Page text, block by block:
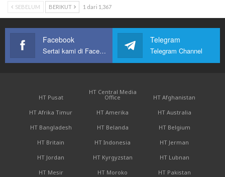
SEBELUM BERIKUT 1 dari 1,367
Facebook
Sertai kami di Facebook
Telegram
Telegram Channel
HT Pusat
HT Central Media
Office
HT Afghanistan
HT Afrika Timur
HT Amerika
HT Australia
HT Bangladesh
HT Belanda
HT Belgium
HT Britain
HT Indonesia
HT Jerman
HT Jordan
HT Kyrgyzstan
HT Lubnan
HT Mesir
HT Moroko
HT Pakistan